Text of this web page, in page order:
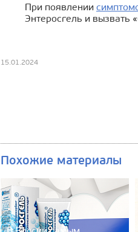
При появлении
Энтеросгель и вызвать
15.01.2024
Похожие материалы